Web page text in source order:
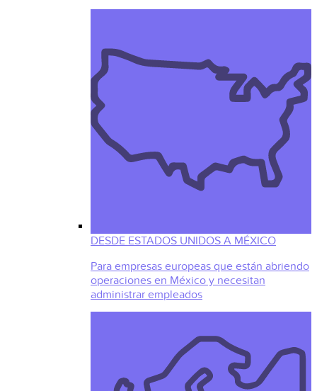
DESDE ESTADOS UNIDOS A MÉXICO
Para empresas europeas que están abriendo
operaciones en México y necesitan
administrar empleados